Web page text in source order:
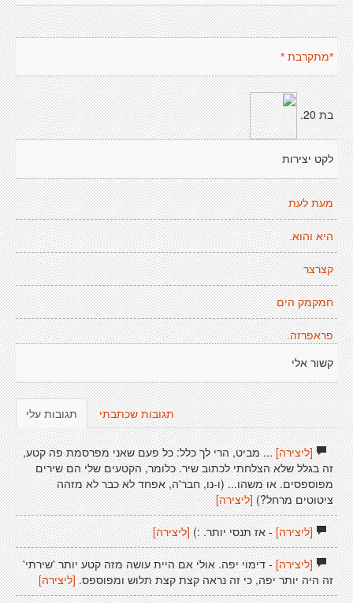
*מתקרבת *
בת 20.
לקט יצירות
מעת לעת
היא והוא.
קצרצר
חמקמק הים
פראפרזה.
קשור אלי
תגובות עלי תגובות שכתבתי
[ליצירה]... מביט, הרי לך כלל: כל פעם שאני מפרסמת פה קטע,
זה בגלל שלא הצלחתי לכתוב שיר. כלומר, הקטעים שלי הם שירים
מפוספסים. או משהו... (ו-נו, חבר'ה, אפחד לא כבר לא מזהה
ציטוטים מרחל?) [ליצירה]
[ליצירה]- אז תנסי יותר. :) [ליצירה]
[ליצירה]- דימוי יפה. אולי אם היית עושה מזה קטע יותר 'שירתי'
זה היה יותר יפה, כי זה נראה קצת קצת תלוש ומפוספס. [ליצירה]